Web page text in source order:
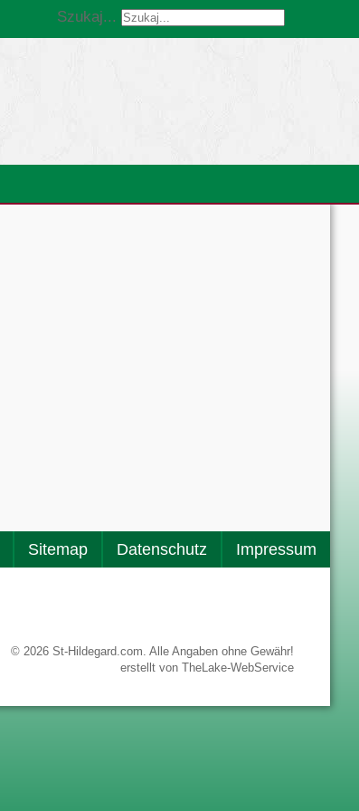
Szukaj...
Sitemap Datenschutz Impressum
© 2026 St-Hildegard.com. Alle Angaben ohne Gewähr!
erstellt von TheLake-WebService